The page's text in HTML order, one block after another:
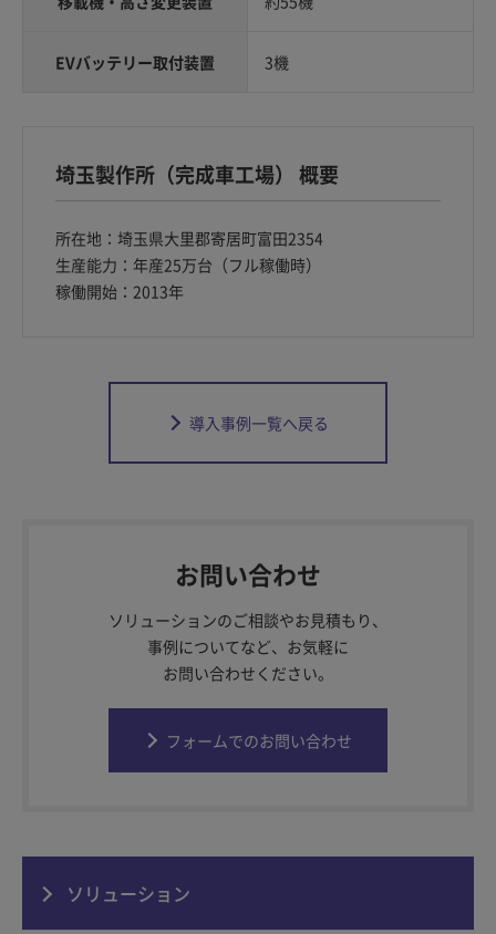
EVバッテリー取付装置 3機
埼玉製作所（完成車工場） 概要
所在地：埼玉県大里郡寄居町富田2354
生産能力：年産25万台（フル稼働時）
稼働開始：2013年
導入事例一覧へ戻る
お問い合わせ
ソリューションのご相談やお見積もり、
事例についてなど、お気軽に
お問い合わせください。
フォームでのお問い合わせ
ソリューション